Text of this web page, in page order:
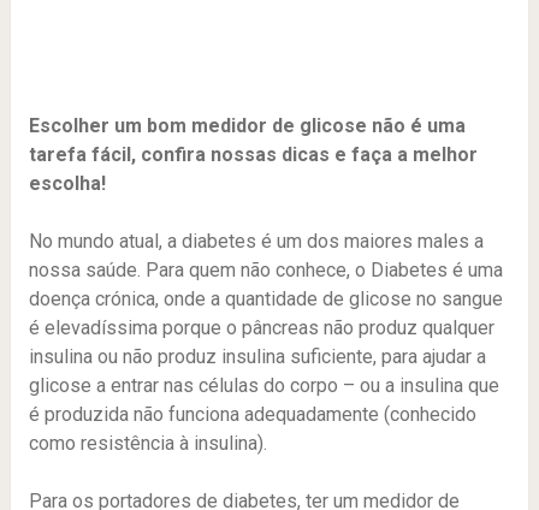
Escolher um bom medidor de glicose não é uma
tarefa fácil, confira nossas dicas e faça a melhor
escolha!
No mundo atual, a diabetes é um dos maiores males a
nossa saúde. Para quem não conhece, o Diabetes é uma
doença crónica, onde a quantidade de glicose no sangue
é elevadíssima porque o pâncreas não produz qualquer
insulina ou não produz insulina suficiente, para ajudar a
glicose a entrar nas células do corpo – ou a insulina que
é produzida não funciona adequadamente (conhecido
como resistência à insulina).
Para os portadores de diabetes, ter um medidor de